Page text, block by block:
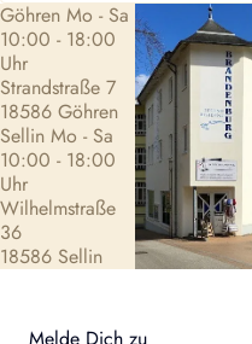
Göhren Mo - Sa
10:00 - 18:00
Uhr
Strandstraße 7
18586 Göhren
Sellin Mo - Sa
10:00 - 18:00
Uhr
Wilhelmstraße
36
18586 Sellin